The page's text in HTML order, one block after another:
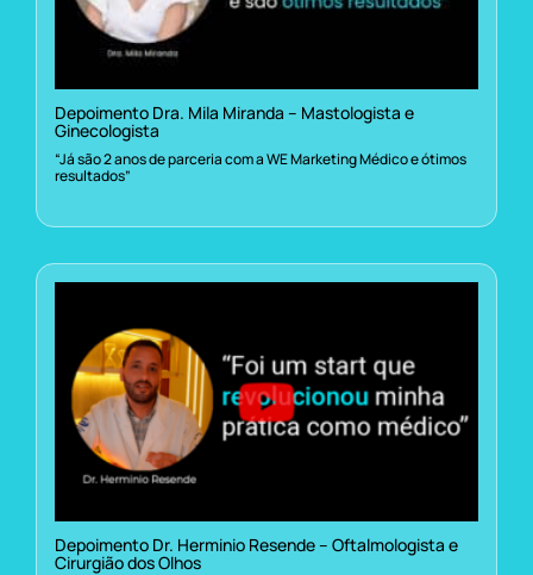
Depoimento Dra. Mila Miranda – Mastologista e
Ginecologista
“Já são 2 anos de parceria com a WE Marketing Médico e ótimos
resultados”
Depoimento Dr. Herminio Resende – Oftalmologista e
Cirurgião dos Olhos